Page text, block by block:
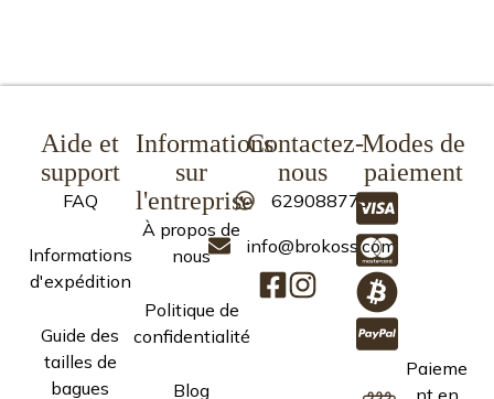
Aide et
support
FAQ
Informations
d'expédition
Guide des
tailles de
bagues
Informations
sur
l'entreprise
À propos de
nous
Politique de
confidentialité
Blog
Contactez-
nous
629088773
info@brokoss.com
Modes de
paiement
Paieme
nt en